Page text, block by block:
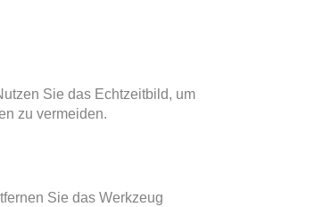
Sie das Echtzeitbild, um
zu vermeiden.
Sie das Werkzeug